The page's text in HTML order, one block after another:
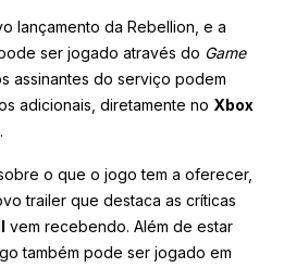
lançamento da Rebellion, e a
ser jogado através do Game
assinantes do serviço podem
adicionais, diretamente no Xbox
.
o que o jogo tem a oferecer,
trailer que destaca as críticas
vem recebendo. Além de estar
também pode ser jogado em